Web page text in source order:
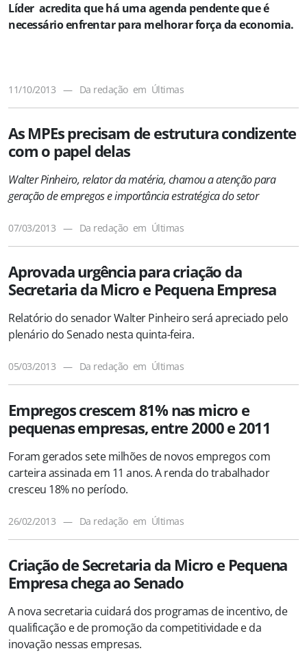
Líder acredita que há uma agenda pendente que é
necessário enfrentar para melhorar força da economia.
11/10/2013 — Da redação em Últimas
As MPEs precisam de estrutura condizente
com o papel delas
Walter Pinheiro, relator da matéria, chamou a atenção para
geração de empregos e importância estratégica do setor
07/03/2013 — Da redação em Últimas
Aprovada urgência para criação da
Secretaria da Micro e Pequena Empresa
Relatório do senador Walter Pinheiro será apreciado pelo
plenário do Senado nesta quinta-feira.
05/03/2013 — Da redação em Últimas
Empregos crescem 81% nas micro e
pequenas empresas, entre 2000 e 2011
Foram gerados sete milhões de novos empregos com
carteira assinada em 11 anos. A renda do trabalhador
cresceu 18% no período.
26/02/2013 — Da redação em Últimas
Criação de Secretaria da Micro e Pequena
Empresa chega ao Senado
A nova secretaria cuidará dos programas de incentivo, de
qualificação e de promoção da competitividade e da
inovação nessas empresas.